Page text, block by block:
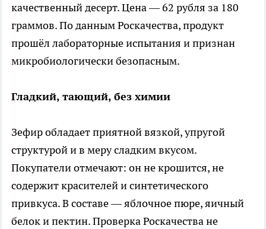
качественный десерт. Цена — 62 рубля за 180
граммов. По данным Роскачества, продукт
прошёл лабораторные испытания и признан
микробиологически безопасным.
Гладкий, тающий, без химии
Зефир обладает приятной вязкой, упругой
структурой и в меру сладким вкусом.
Покупатели отмечают: он не крошится, не
содержит красителей и синтетического
привкуса. В составе — яблочное пюре, яичный
белок и пектин. Проверка Роскачества не